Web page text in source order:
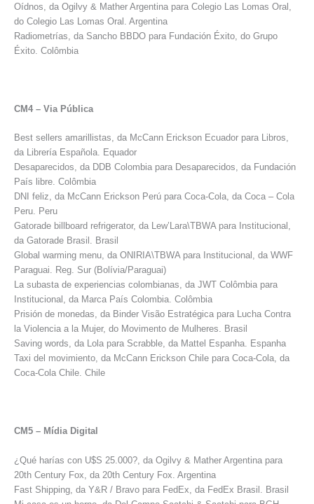
Oídnos, da Ogilvy & Mather Argentina para Colegio Las Lomas Oral,
do Colegio Las Lomas Oral. Argentina
Radiometrías, da Sancho BBDO para Fundación Éxito, do Grupo
Éxito. Colômbia
CM4 – Via Pública
Best sellers amarillistas, da McCann Erickson Ecuador para Libros,
da Librería Española. Equador
Desaparecidos, da DDB Colombia para Desaparecidos, da Fundación
País libre. Colômbia
DNI feliz, da McCann Erickson Perú para Coca-Cola, da Coca – Cola
Peru. Peru
Gatorade billboard refrigerator, da Lew’Lara\TBWA para Institucional,
da Gatorade Brasil. Brasil
Global warming menu, da ONIRIA\TBWA para Institucional, da WWF
Paraguai. Reg. Sur (Bolívia/Paraguai)
La subasta de experiencias colombianas, da JWT Colômbia para
Institucional, da Marca País Colombia. Colômbia
Prisión de monedas, da Binder Visão Estratégica para Lucha Contra
la Violencia a la Mujer, do Movimento de Mulheres. Brasil
Saving words, da Lola para Scrabble, da Mattel Espanha. Espanha
Taxi del movimiento, da McCann Erickson Chile para Coca-Cola, da
Coca-Cola Chile. Chile
CM5 – Mídia Digital
¿Qué harías con U$S 25.000?, da Ogilvy & Mather Argentina para
20th Century Fox, da 20th Century Fox. Argentina
Fast Shipping, da Y&R / Bravo para FedEx, da FedEx Brasil. Brasil